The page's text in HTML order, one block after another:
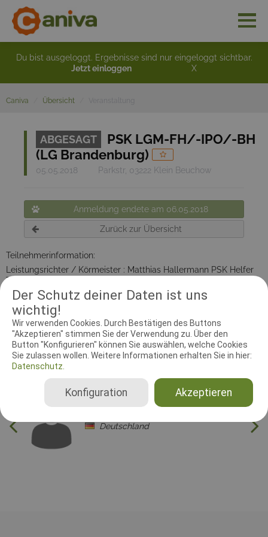
Der Schutz deiner Daten ist uns
wichtig!
Wir verwenden Cookies. Durch Bestätigen des Buttons
"Akzeptieren" stimmen Sie der Verwendung zu. Über den
Button "Konfigurieren" können Sie auswählen, welche Cookies
Sie zulassen wollen. Weitere Informationen erhalten Sie in hier:
Datenschutz.
Akzeptieren
Konfiguration
Du bist ausgeloggt. Ergebnisse sind nur eingeloggt sichtbar.
Jetzt einloggen
X
Caniva Übersicht
ABGESAGT
PSK LGM-FH/-IPO/-BH
(LG Brandenburg)
05.05.2018 Parkstr, 03222 Klein Beuchow
Anmeldung endete am 06.05.2018
Zurück zur Übersicht
Teilnehmerinformation:
Leistungsrichter / Körmeister : Matthias Hallermann PSK Helfer
Teil 1 : Oliver Knospe Helfer Teil 2 : Detlef Hörnke Ersatzhelfer:
Thomas Daum Training : 01. Mai 2018 Meldeschluss : 21. 04. 2018
Fährtengelände - Wiese
RICHTER UND HELFER
Leistungsrichter
Leistungsrichter
Deutschland